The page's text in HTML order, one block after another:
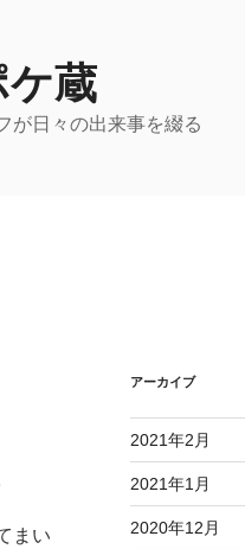
蔵
が日々の出来事を綴る
まい
アーカイブ
2021年2月
2021年1月
2020年12月